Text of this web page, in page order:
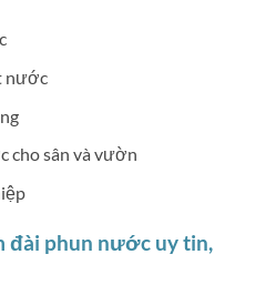
nước
cho sân và vườn
đài phun nước uy tin,